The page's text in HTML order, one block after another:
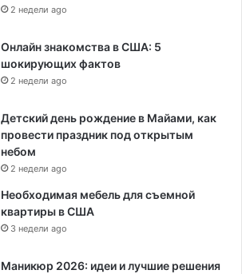
2 недели ago
Онлайн знакомства в США: 5
шокирующих фактов
2 недели ago
Детский день рождение в Майами, как
провести праздник под открытым
небом
2 недели ago
Необходимая мебель для съемной
квартиры в США
3 недели ago
Маникюр 2026: идеи и лучшие решения